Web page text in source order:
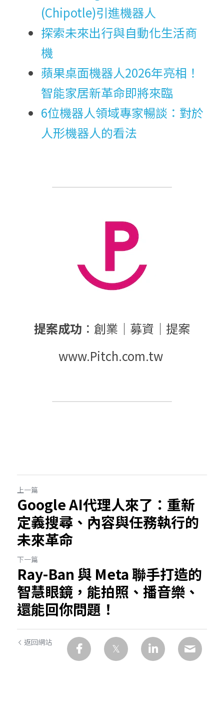
(Chipotle)引進機器人
探索未來出行與自動化生活商
機
蘋果桌面機器人2026年亮相！
智能家居新革命即將來臨
6位機器人領域專家暢談：對於
人形機器人的看法
提案成功 ：創業｜募資｜提案
www.Pitch.com.tw
上一篇
Google AI代理人來了：重新
定義搜尋、內容與任務執行的
未來革命
下一篇
Ray-Ban 與 Meta 聯手打造的
智慧眼鏡，能拍照、播音樂、
還能回你問題！
返回網站